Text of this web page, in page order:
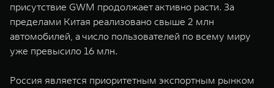
присутствие GWM продолжает активно расти. За
пределами Китая реализовано свыше 2 млн
автомобилей, а число пользователей по всему миру
уже превысило 16 млн.
Россия является приоритетным экспортным рынком